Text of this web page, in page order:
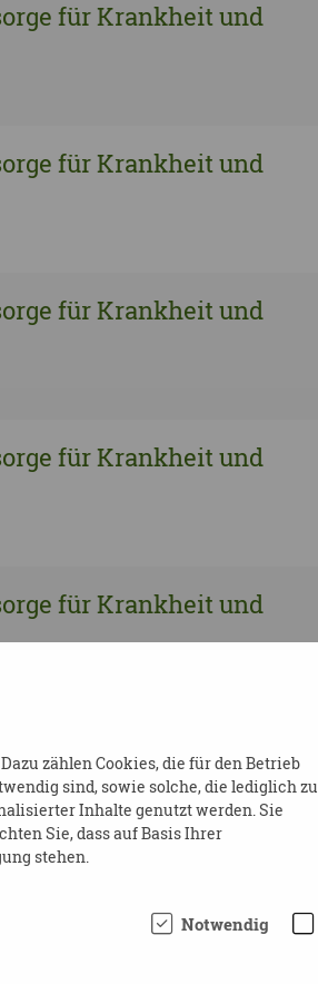
für Krankheit und
für Krankheit und
für Krankheit und
für Krankheit und
für Krankheit und
für Krankheit und
zählen Cookies, die für den Betrieb
sind, sowie solche, die lediglich zu
Inhalte genutzt werden. Sie
Sie, dass auf Basis Ihrer
stehen.
Notwendig